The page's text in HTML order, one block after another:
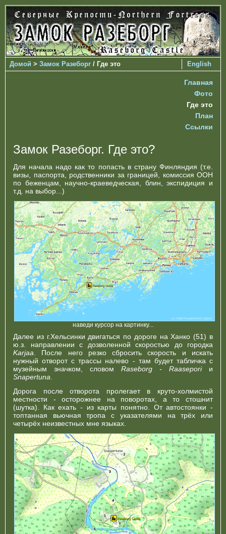
English
Домой > Замок Разеборг / Где это
Главная
Фото
Где это
План
Ссылки
Замок Разеборг. Где это?
Для начала надо как то попасть в страну Финляндия (т.е.
визы, паспорта, родственники за границей, комиссия ООН
по беженцам, научно-краеведческая, блин, экспидиция и
т.д. на выбор...)
наведи курсор на картинку...
Далее из г.Хельсинки двигаться по дороге на Ханко (51) в
ю.з. направлении с дозволенной скоростью до городка
Karjaa . После него резко сбросить скорость и искать
нужный отворот с трассы налево - там будет табличка с
музейным значком, словом Raseborg - Raaseporiи
Snapertuna
Дорога после отворота пролегает в круто-холмистой
местности - осторожнее на поворотах, а то стошнит
(шутка). Как ехать - из карты понятно. От автостоянки -
топтанная вьючная тропа с указателями на трёх или
четырёх неизвестных мне языках.